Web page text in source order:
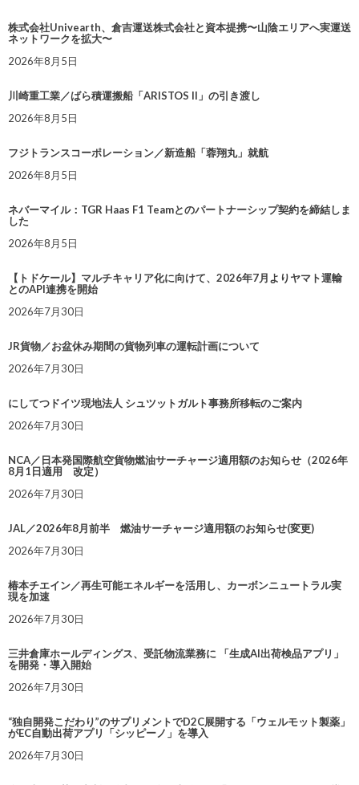
株式会社Univearth、倉吉運送株式会社と資本提携〜山陰エリアへ実運送
ネットワークを拡大〜
2026年8月5日
川崎重工業／ばら積運搬船「ARISTOS II」の引き渡し
2026年8月5日
フジトランスコーポレーション／新造船「蓉翔丸」就航
2026年8月5日
ネバーマイル：TGR Haas F1 Teamとのパートナーシップ契約を締結しま
した
2026年8月5日
【トドケール】マルチキャリア化に向けて、2026年7月よりヤマト運輸
とのAPI連携を開始
2026年7月30日
JR貨物／お盆休み期間の貨物列車の運転計画について
2026年7月30日
にしてつドイツ現地法人 シュツットガルト事務所移転のご案内
2026年7月30日
NCA／日本発国際航空貨物燃油サーチャージ適用額のお知らせ（2026年
8月1日適用 改定）
2026年7月30日
JAL／2026年8月前半 燃油サーチャージ適用額のお知らせ(変更)
2026年7月30日
椿本チエイン／再生可能エネルギーを活用し、カーボンニュートラル実
現を加速
2026年7月30日
三井倉庫ホールディングス、受託物流業務に 「生成AI出荷検品アプリ」
を開発・導入開始
2026年7月30日
“独自開発こだわり”のサプリメントでD2C展開する「ウェルモット製薬」
がEC自動出荷アプリ「シッピーノ」を導入
2026年7月30日